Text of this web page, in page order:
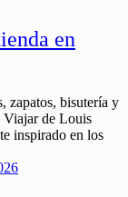
en
zapatos, bisutería y
Viajar de Louis
inspirado en los